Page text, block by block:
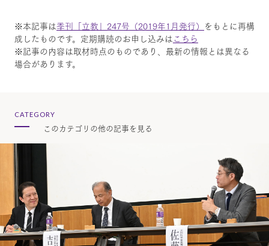
※本記事は季刊「立教」247号（2019年1月発行） をもとに再構
成したものです。定期購読のお申し込みはこちら
※記事の内容は取材時点のものであり、最新の情報とは異なる
場合があります。
CATEGORY
このカテゴリの他の記事を見る